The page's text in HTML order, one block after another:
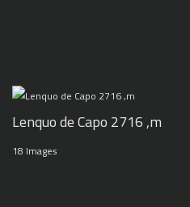
Lenquo de Capo 2716 ,m
18 Images